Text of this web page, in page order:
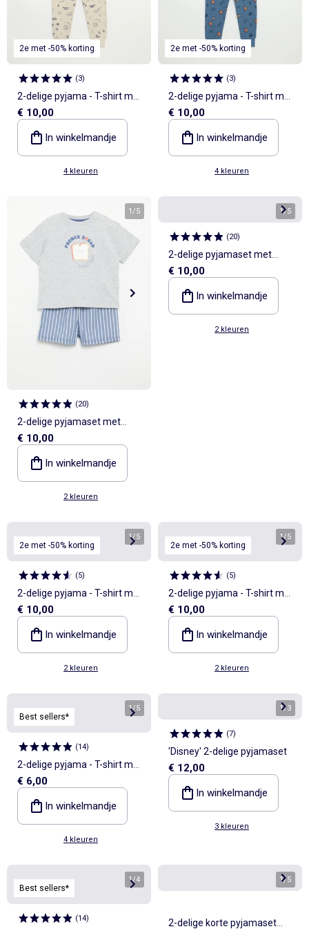
2e met -50% korting
(3)
2-delige pyjama - T-shirt met
lange mouwen + broek
€ 10,00
In winkelmandje
4 kleuren
2e met -50% korting
(3)
2-delige pyjama - T-shirt met
lange mouwen + broek
€ 10,00
In winkelmandje
4 kleuren
1/5
(20)
2-delige pyjamaset met
short en T-shirt
€ 10,00
In winkelmandje
2 kleuren
1/5
(20)
2-delige pyjamaset met
short en T-shirt
€ 10,00
In winkelmandje
2 kleuren
2e met -50% korting
1/5
(5)
2-delige pyjama - T-shirt met
korte mouwen + broek
€ 10,00
In winkelmandje
2 kleuren
2e met -50% korting
1/5
(5)
2-delige pyjama - T-shirt met
korte mouwen + broek
€ 10,00
In winkelmandje
2 kleuren
Best sellers*
1/5
(14)
2-delige pyjama - T-shirt met
lange mouwen + broek
€ 6,00
In winkelmandje
4 kleuren
1/3
(7)
'Disney' 2-delige pyjamaset
€ 12,00
In winkelmandje
3 kleuren
Best sellers*
1/4
(14)
1/5
2-delige korte pyjamaset